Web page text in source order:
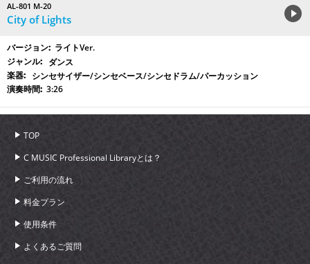
AL-801 M-20
City of Lights
ライトVer.
ダンス
シンセサイザー/シンセベース/シンセドラム/パーカッション
3:26
TOP
C MUSIC Professional Libraryとは？
ご利用の流れ
料金プラン
使用条件
よくあるご質問